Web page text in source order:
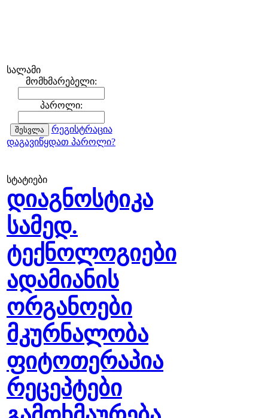
სალამი
მომხმარებელი:
პაროლი:
რეგისტრაცია
დაგავიწყდათ პაროლი?
სტატიები
დიაგნოსტიკა
სამედ.
ტექნოლოგიები
ადამიანის
ორგანოები
მკურნალობა
ფიტოთერაპია
რეცეპტები